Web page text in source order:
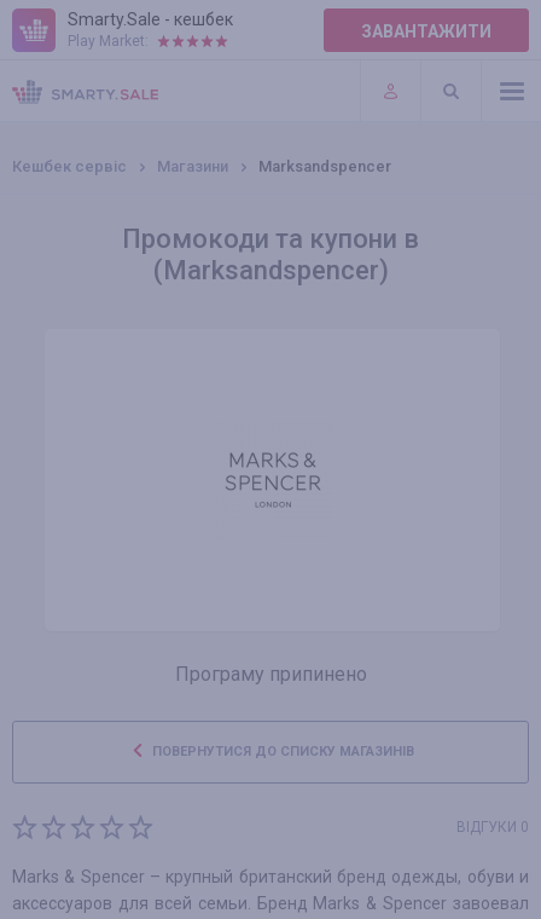
Smarty.Sale - кешбек
Play Market: ЗАВАНТАЖИТИ
ПРАВИЛА
ПЛАГІНИ
Кешбек сервіс Магазини Marksandspencer
Промокоди та купони в
(Marksandspencer)
Програму припинено
ПОВЕРНУТИСЯ ДО СПИСКУ МАГАЗИНІВ
ВІДГУКИ 0
Marks & Spencer – крупный британский бренд одежды, обуви и
аксессуаров для всей семьи. Бренд Marks & Spencer завоевал